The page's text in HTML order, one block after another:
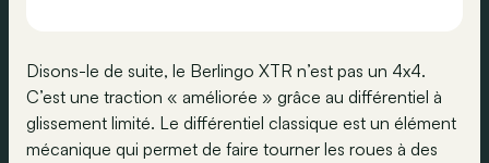
Disons-le de suite, le Berlingo XTR n’est pas un 4x4.
C’est une traction « améliorée » grâce au différentiel à
glissement limité. Le différentiel classique est un élément
mécanique qui permet de faire tourner les roues à des